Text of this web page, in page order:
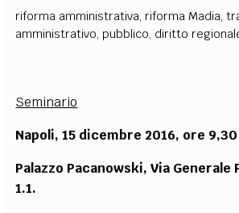
riforma amministrativa, riforma Madia,
amministrativo, pubblico, diritto
Seminario
Napoli, 15 dicembre 2016, ore 9,30
Palazzo Pacanowski,Via Generale
1.1.